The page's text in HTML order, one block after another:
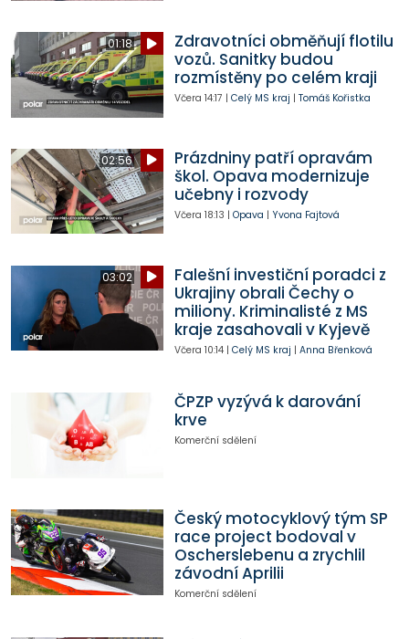
01:18
Zdravotníci obměňují flotilu
vozů. Sanitky budou
rozmístěny po celém kraji
Včera 14:17 | Celý MS kraj | Tomáš Kořistka
02:56
Prázdniny patří opravám
škol. Opava modernizuje
učebny i rozvody
Včera 18:13 | Opava | Yvona Fajtová
03:02
Falešní investiční poradci z
Ukrajiny obrali Čechy o
miliony. Kriminalisté z MS
kraje zasahovali v Kyjevě
Včera 10:14| Celý MS kraj | Anna Břenková
ČPZP vyzývá k darování
krve
Komerční sdělení
Český motocyklový tým SP
race project bodoval v
Oscherslebenu a zrychlil
závodní Aprilii
Komerční sdělení